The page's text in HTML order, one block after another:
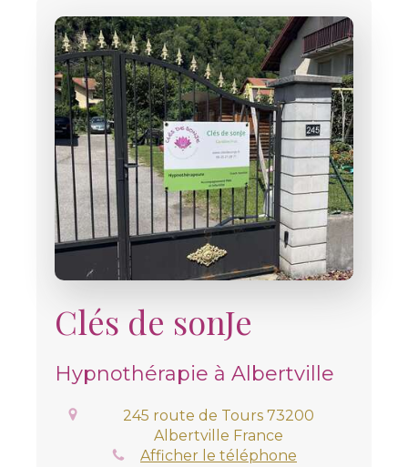
Clés de sonJe
Hypnothérapie à Albertville
245 route de Tours 73200
Albertville France
Afficher le téléphone